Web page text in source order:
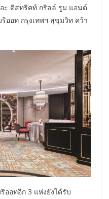
ะ ดิสทริคท์ กริลล์ รูม แอนด์
ออท กรุงเทพฯ สุขุมวิท คว้า
ออทอีก 3 แห่งยังได้รับ